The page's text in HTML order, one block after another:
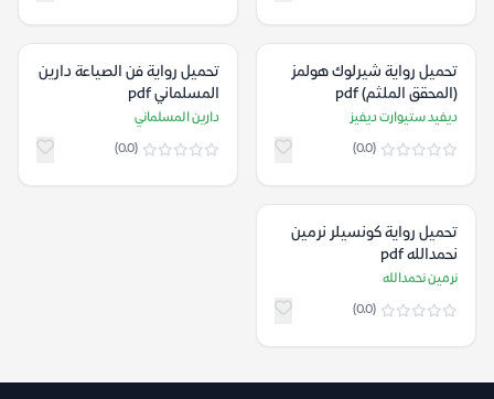
تحميل رواية شيرلوك هولمز
(المحقق الملثم) pdf
ديفيد ستيوارت ديفيز
(0.0)
تحميل رواية فن الصياعة دارين
المسلماني pdf
دارين المسلماني
(0.0)
تحميل رواية كونسيلر نرمين
نحمدالله pdf
نرمين نحمدالله
(0.0)